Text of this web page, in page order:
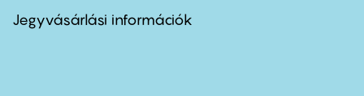
second
Jegyvásárlási információk